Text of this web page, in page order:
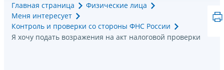
Главная страница
Физические лица
Меня интересует
Контроль и проверки со стороны ФНС России
Я хочу подать возражения на акт налоговой проверки